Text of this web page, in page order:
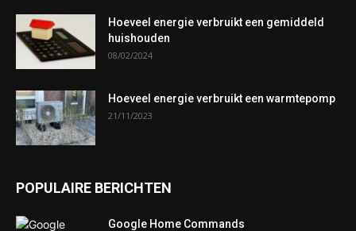
Hoeveel energie verbruikt een gemiddeld
huishouden
08/02/2024
Hoeveel energie verbruikt een warmtepomp
21/11/2023
POPULAIRE BERICHTEN
Google Home Commands